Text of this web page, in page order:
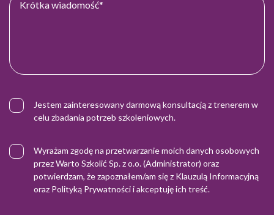
Jestem zainteresowany darmową konsultacją z trenerem w
celu zbadania potrzeb szkoleniowych.
Wyrażam zgodę na przetwarzanie moich danych osobowych
przez Warto Szkolić Sp. z o.o. (Administrator) oraz
potwierdzam, że zapoznałem/am się z Klauzulą Informacyjną
oraz Polityką Prywatnościi akceptuję ich treść.